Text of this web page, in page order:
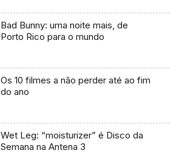
Bad Bunny: uma noite mais, de
Porto Rico para o mundo
Os 10 filmes a não perder até ao fim
do ano
Wet Leg: “moisturizer” é Disco da
Semana na Antena 3